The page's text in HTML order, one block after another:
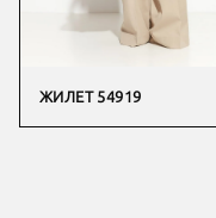
ЖИЛЕТ 54919